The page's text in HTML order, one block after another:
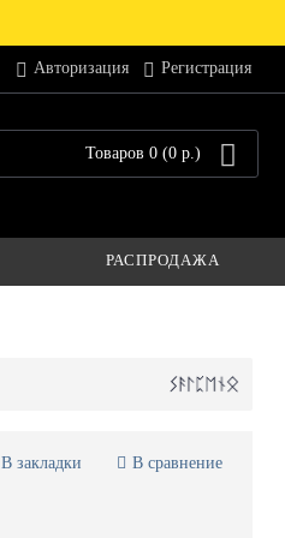
Авторизация Регистрация
Товаров 0 (0 р.)
РАСПРОДАЖА
В закладки В сравнение